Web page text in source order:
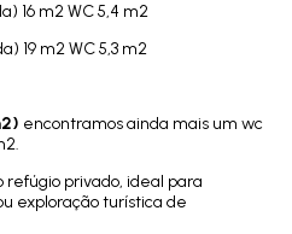
16 m2 WC 5,4 m2
19 m2 WC 5,3 m2
encontramos ainda mais um wc
privado, ideal para
exploração turística de